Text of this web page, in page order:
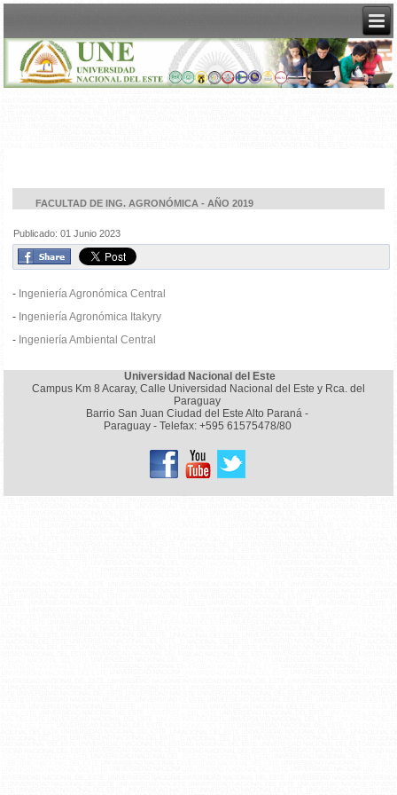
FACULTAD DE ING. AGRONÓMICA - AÑO 2019
Publicado: 01 Junio 2023
- Ingeniería Agronómica Central
- Ingeniería Agronómica Itakyry
- Ingeniería Ambiental Central
Universidad Nacional del Este
Campus Km 8 Acaray, Calle Universidad Nacional del Este y Rca. del
Paraguay
Barrio San Juan Ciudad del Este Alto Paraná -
Paraguay - Telefax: +595 61575478/80